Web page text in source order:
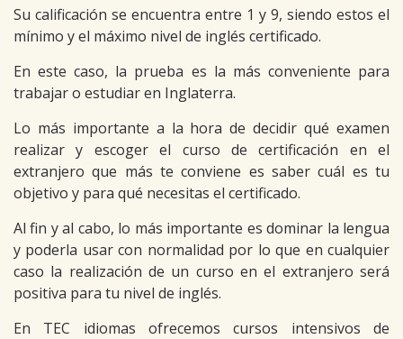
Su calificación se encuentra entre 1 y 9, siendo estos el
mínimo y el máximo nivel de inglés certificado.
En este caso, la prueba es la más conveniente para
trabajar o estudiar en Inglaterra.
Lo más importante a la hora de decidir qué examen
realizar y escoger el curso de certificación en el
extranjero que más te conviene es saber cuál es tu
objetivo y para qué necesitas el certificado.
Al fin y al cabo, lo más importante es dominar la lengua
y poderla usar con normalidad por lo que en cualquier
caso la realización de un curso en el extranjero será
positiva para tu nivel de inglés.
En TEC idiomas ofrecemos cursos intensivos de